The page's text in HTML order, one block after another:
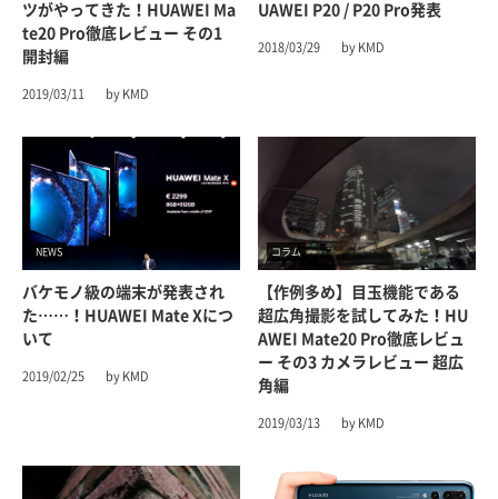
ツがやってきた！HUAWEI Ma
Te20 Pro徹底レビュー その1
開封編
2019/03/11 by KMD
UAWEI P20 / P20 Pro発表
2018/03/29 by KMD
NEWS
バケモノ級の端末が発表され
た……！HUAWEI Mate Xにつ
いて
2019/02/25 by KMD
コラム
【作例多め】目玉機能である
超広角撮影を試してみた！HU
AWEI Mate20 Pro徹底レビュ
ー その3 カメラレビュー 超広
角編
2019/03/13 by KMD